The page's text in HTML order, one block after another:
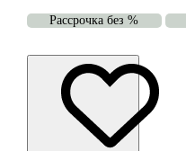
Рассрочка без %